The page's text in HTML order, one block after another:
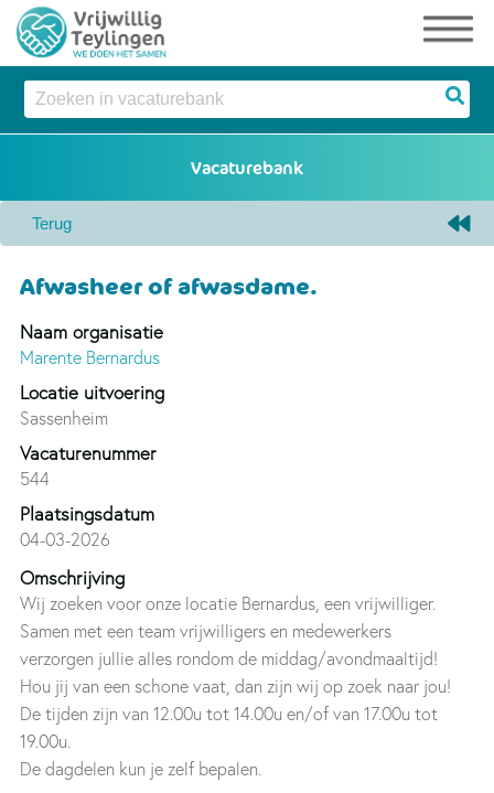
Afwasheer of afwasdame.
Naam organisatie
Marente Bernardus
Locatie uitvoering
Sassenheim
Vacaturenummer
544
Plaatsingsdatum
04-03-2026
Omschrijving
Wij zoeken voor onze locatie Bernardus, een vrijwilliger.
Samen met een team vrijwilligers en medewerkers
verzorgen jullie alles rondom de middag/avondmaaltijd!
Hou jij van een schone vaat, dan zijn wij op zoek naar jou!
De tijden zijn van 12.00u tot 14.00u en/of van 17.00u tot
19.00u.
De dagdelen kun je zelf bepalen.